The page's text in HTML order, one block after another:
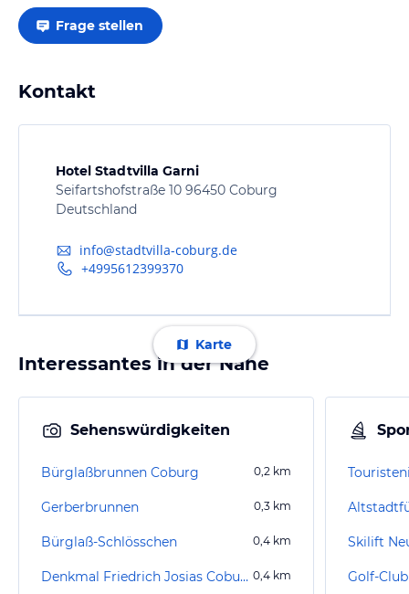
Frage stellen
Kontakt
Hotel Stadtvilla Garni
Seifartshofstraße 10 96450 Coburg
Deutschland
info@stadtvilla-coburg.de
+4995612399370
Karte
Interessantes in der Nähe
Sehenswürdigkeiten
Bürglaßbrunnen Coburg 0,2 km
Gerberbrunnen 0,3 km
Bürglaß-Schlösschen 0,4 km
Denkmal Friedrich Josias Coburg 0,4 km
Skilift